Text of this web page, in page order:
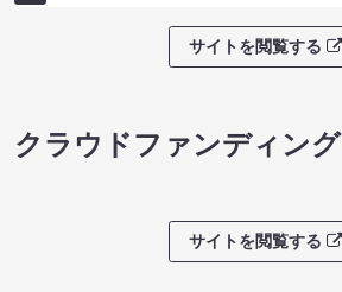
サイトを閲覧する
クラウドファンディング
サイトを閲覧する